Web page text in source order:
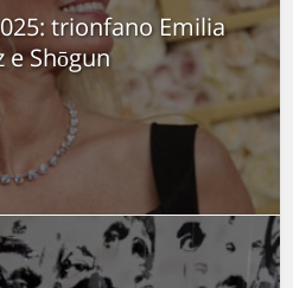
trionfano Emilia
e Shōgun